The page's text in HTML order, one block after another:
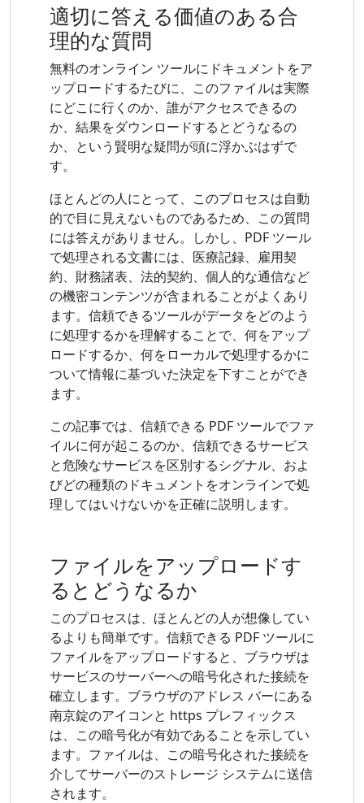
適切に答える価値のある合
理的な質問
無料のオンライン ツールにドキュメントをア
ップロードするたびに、このファイルは実際
にどこに行くのか、誰がアクセスできるの
か、結果をダウンロードするとどうなるの
か、という賢明な疑問が頭に浮かぶはずで
す。
ほとんどの人にとって、このプロセスは自動
的で目に見えないものであるため、この質問
には答えがありません。しかし、PDF ツール
で処理される文書には、医療記録、雇用契
約、財務諸表、法的契約、個人的な通信など
の機密コンテンツが含まれることがよくあり
ます。信頼できるツールがデータをどのよう
に処理するかを理解することで、何をアップ
ロードするか、何をローカルで処理するかに
ついて情報に基づいた決定を下すことができ
ます。
この記事では、信頼できる PDF ツールでファ
イルに何が起こるのか、信頼できるサービス
と危険なサービスを区別するシグナル、およ
びどの種類のドキュメントをオンラインで処
理してはいけないかを正確に説明します。
ファイルをアップロードす
るとどうなるか
このプロセスは、ほとんどの人が想像してい
るよりも簡単です。信頼できる PDF ツールに
ファイルをアップロードすると、ブラウザは
サービスのサーバーへの暗号化された接続を
確立します。ブラウザのアドレス バーにある
南京錠のアイコンと https プレフィックス
は、この暗号化が有効であることを示してい
ます。ファイルは、この暗号化された接続を
介してサーバーのストレージ システムに送信
されます。